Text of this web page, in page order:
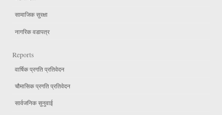
सामाजिक सुरक्षा
नागरिक वडापत्र
Reports
वार्षिक प्रगति प्रतिवेदन
चौमासिक प्रगति प्रतिवेदन
सार्वजनिक सुनुवाई